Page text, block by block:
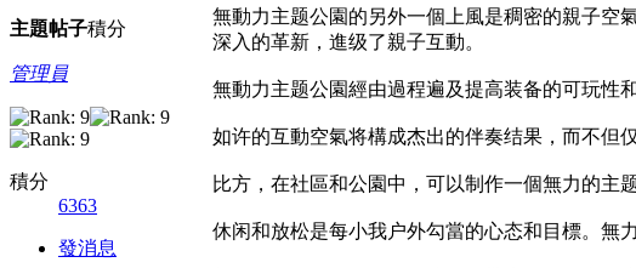
主題帖子積分
管理員
積分
6363
發消息
無動力主题公園的另外一個上風是稠密的親子空
深入的革新，進级了親子互動。
無動力主题公園經由過程遍及提高装备的可玩性
如许的互動空氣将構成杰出的伴奏结果，而不但
比方，在社區和公園中，可以制作一個無力的主
休闲和放松是每小我户外勾當的心态和目標。無